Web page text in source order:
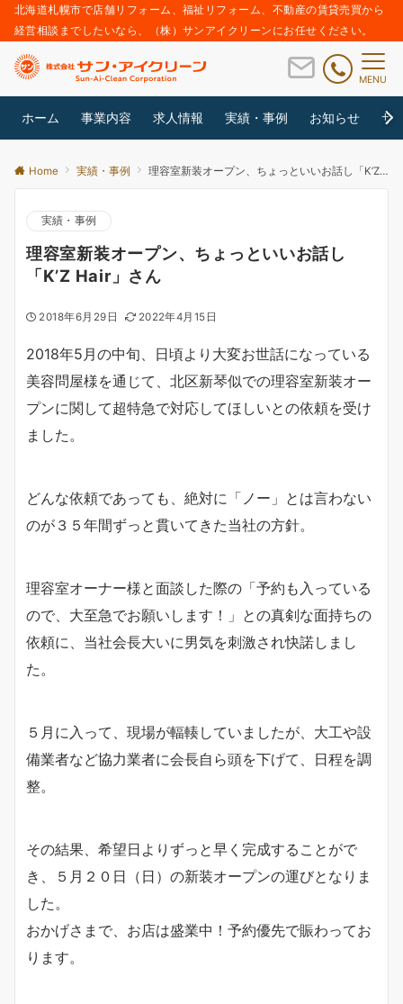
北海道札幌市で店舗リフォーム、福祉リフォーム、不動産の賃貸売買から
経営相談までしたいなら、（株）サンアイクリーンにお任せください。
MENU
ホーム 事業内容 求人情報 実績・事例 お知らせ サ
Home 実績・事例 理容室新装オープン、ちょっといいお話し「K’Z Hair」さん
実績・事例
理容室新装オープン、ちょっといいお話し
「K’Z Hair」さん
2018年6月29日 2022年4月15日
2018年5月の中旬、日頃より大変お世話になっている
美容問屋様を通じて、北区新琴似での理容室新装オー
プンに関して超特急で対応してほしいとの依頼を受け
ました。
どんな依頼であっても、絶対に「ノー」とは言わない
のが３５年間ずっと貫いてきた当社の方針。
理容室オーナー様と面談した際の「予約も入っている
ので、大至急でお願いします！」との真剣な面持ちの
依頼に、当社会長大いに男気を刺激され快諾しまし
た。
５月に入って、現場が輻輳していましたが、大工や設
備業者など協力業者に会長自ら頭を下げて、日程を調
整。
その結果、希望日よりずっと早く完成することがで
き、５月２０日（日）の新装オープンの運びとなりま
した。
おかげさまで、お店は盛業中！予約優先で賑わってお
ります。